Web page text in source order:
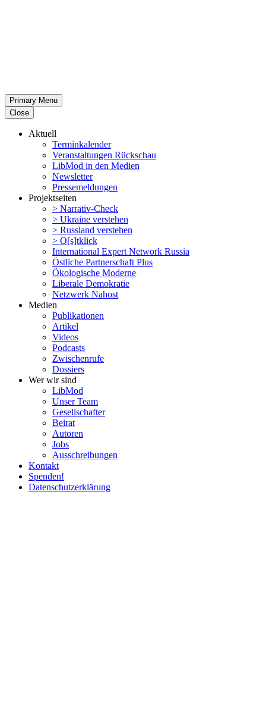
Primary Menu
Close
Aktuell
Termin­ka­lender
Veran­stal­tungen Rückschau
LibMod in den Medien
Newsletter
Presse­mel­dungen
Projekt­seiten
> Narrativ-Check
> Ukraine verstehen
> Russland verstehen
> O[s]tklick
Inter­na­tional Expert Network Russia
Östliche Partner­schaft Plus
Ökolo­gische Moderne
Liberale Demokratie
Netzwerk Nahost
Medien
Publi­ka­tionen
Artikel
Videos
Podcasts
Zwischenrufe
Dossiers
Wer wir sind
LibMod
Unser Team
Gesell­schafter
Beirat
Autoren
Jobs
Ausschrei­bungen
Kontakt
Spenden!
Daten­schutz­er­klärung